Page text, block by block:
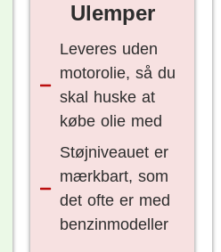
Ulemper
Leveres uden
motorolie, så du
skal huske at
købe olie med
Støjniveauet er
mærkbart, som
det ofte er med
benzinmodeller